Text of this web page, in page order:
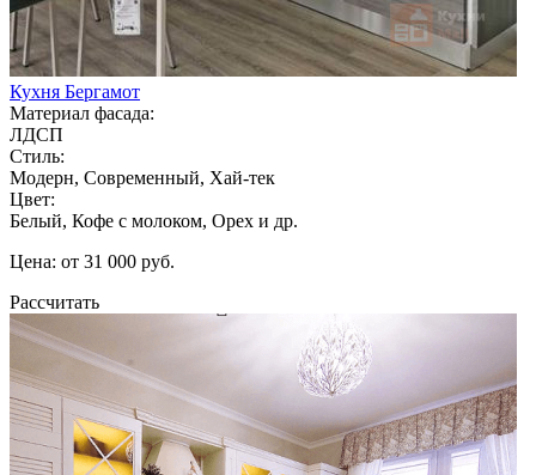
Кухня Бергамот
Материал фасада:
ЛДСП
Стиль:
Модерн, Современный, Хай-тек
Цвет:
Белый, Кофе с молоком, Орех и др.
Цена: от 31 000 руб.
Рассчитать